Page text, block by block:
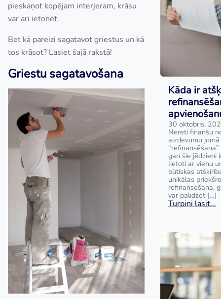
pieskaņot kopējam interjeram, krāsu
var arī ietonēt.
Bet kā pareizi sagatavot griestus un kā
tos krāsot? Lasiet šajā rakstā!
Griestu sagatavošana
Kāda ir
30 oktobris,
Nereti finanšu
aizdevumu
gan šie jēdzieni
lietoti ar vienu
būtiskas
unikālas
refinansēšana,
var palīdzēt […]
Turpini lasīt...